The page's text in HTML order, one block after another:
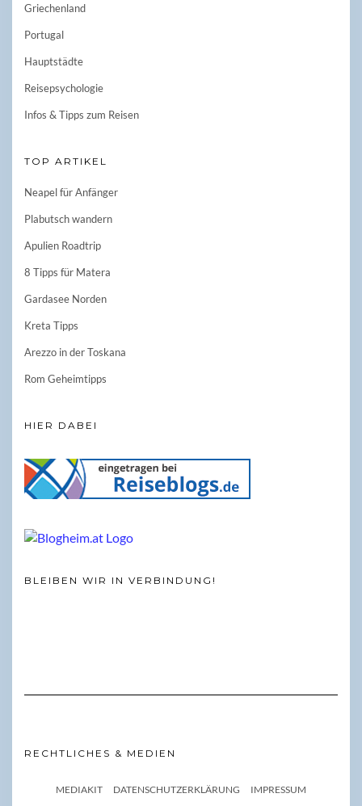
Griechenland
Portugal
Hauptstädte
Reisepsychologie
Infos & Tipps zum Reisen
TOP ARTIKEL
Neapel für Anfänger
Plabutsch wandern
Apulien Roadtrip
8 Tipps für Matera
Gardasee Norden
Kreta Tipps
Arezzo in der Toskana
Rom Geheimtipps
HIER DABEI
BLEIBEN WIR IN VERBINDUNG!
RECHTLICHES & MEDIEN
MEDIAKIT DATENSCHUTZERKLÄRUNG IMPRESSUM